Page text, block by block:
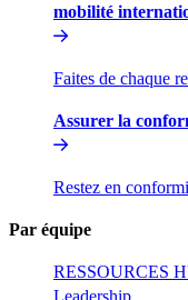
mobilité
Faites de chaque
Assurer la
Restez en
Par équipe​​
RESSOURCES
Leadership​​